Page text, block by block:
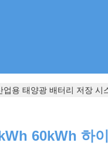
용 태양광 배터리 저장 시
60kWh 하